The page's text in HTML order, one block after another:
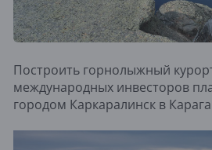
Построить горнолыжный
международных инвесторов
городом Каркаралинск в